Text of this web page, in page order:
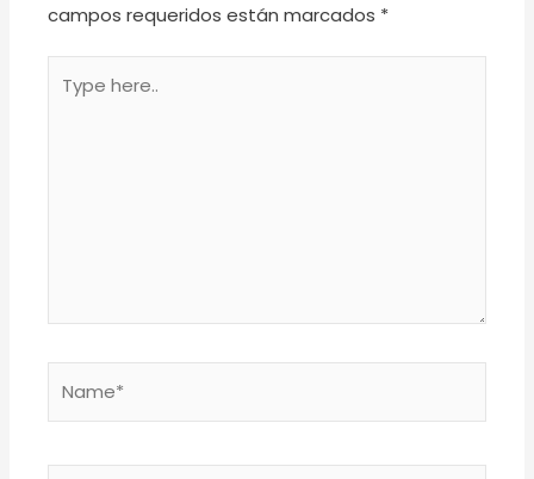
campos requeridos están marcados *
here..